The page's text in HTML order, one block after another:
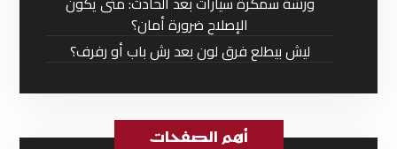
الإصلاح ضرورة أمان؟
ليش بيطلع فرق لون بعد رش باب أو رفرف؟
أهم الصفحات